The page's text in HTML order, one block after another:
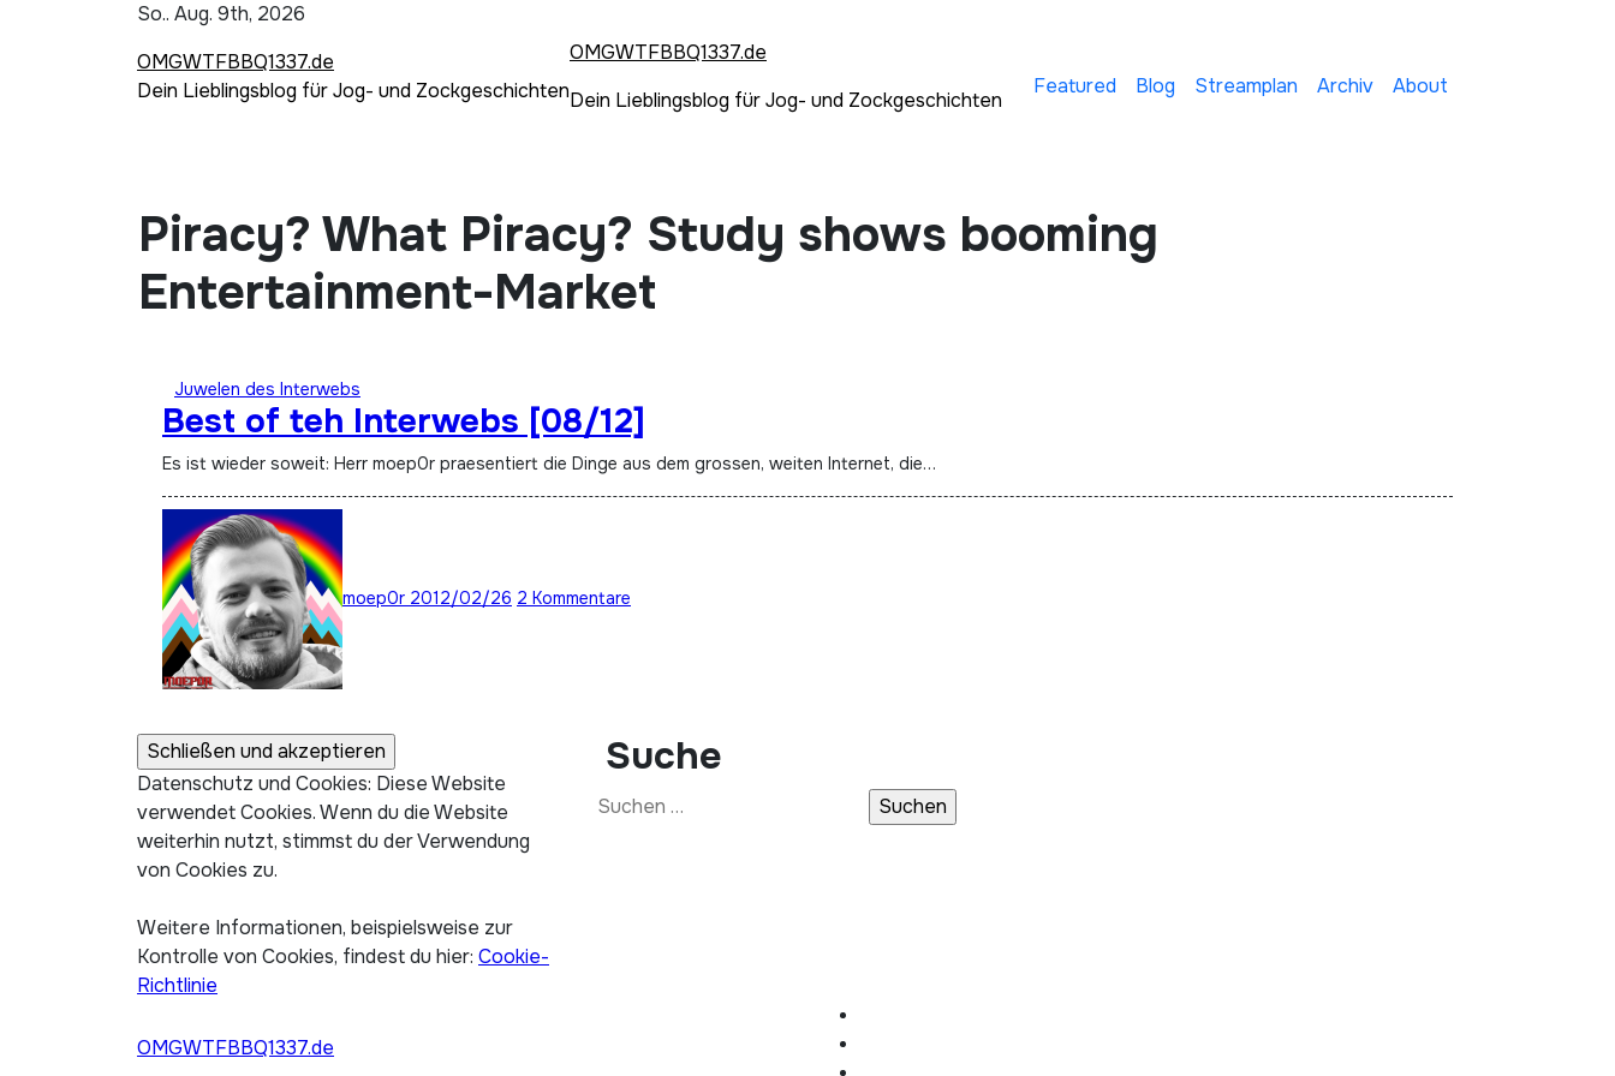
So.. Aug. 9th, 2026
OMGWTFBBQ1337.de
Dein Lieblingsblog für Jog- und Zockgeschichten
OMGWTFBBQ1337.de
Dein Lieblingsblog für Jog- und Zockgeschichten
Featured Blog Streamplan Archiv About
Piracy? What Piracy? Study shows booming
Entertainment-Market
Juwelen des Interwebs
Best of teh Interwebs [08/12]
Es ist wieder soweit: Herr moep0r praesentiert die Dinge aus dem grossen, weiten Internet, die…
moep0r 2012/02/26 2 Kommentare
Datenschutz und Cookies: Diese Website
verwendet Cookies. Wenn du die Website
weiterhin nutzt, stimmst du der Verwendung
von Cookies zu.
Weitere Informationen, beispielsweise zur
Kontrolle von Cookies, findest du hier: Cookie-
Richtlinie
Suche
Suchen
OMGWTFBBQ1337.de